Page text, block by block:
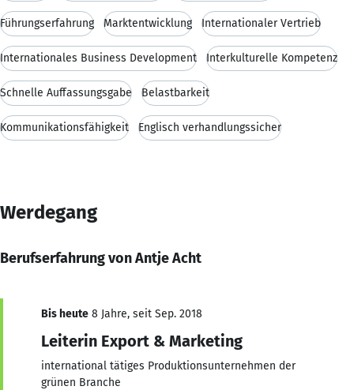
Führungserfahrung Marktentwicklung Internationaler Vertrieb
Internationales Business Development Interkulturelle Kompetenz
Schnelle Auffassungsgabe Belastbarkeit
Kommunikationsfähigkeit Englisch verhandlungssicher
Werdegang
Berufserfahrung von Antje Acht
Bis heute 8 Jahre, seit Sep. 2018
Leiterin Export & Marketing
international tätiges Produktionsunternehmen der
grünen Branche